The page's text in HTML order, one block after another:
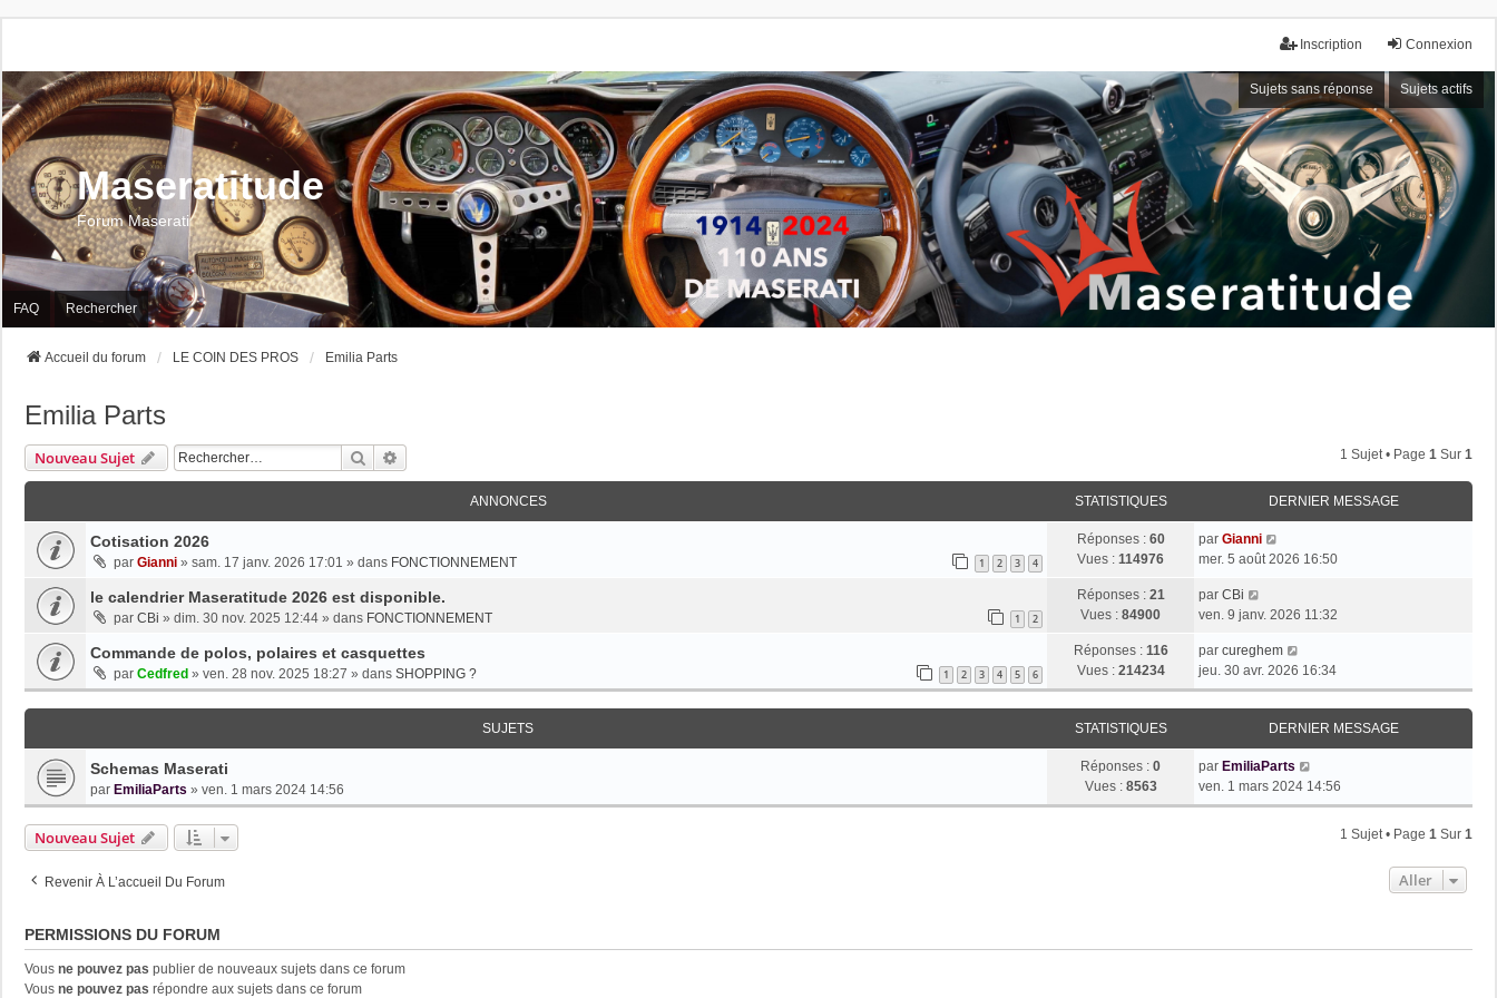
Connexion
Inscription
Sujets sans réponse Sujets actifs
Maseratitude
Forum Maserati
FAQ Rechercher
Accueil du forum LE COIN DES PROS Emilia Parts
Emilia Parts
Nouveau Sujet Rechercher 1 Sujet • Page 1 Sur 1
ANNONCES STATISTIQUES DERNIER MESSAGE
Cotisation 2026
par Gianni » sam. 17 janv. 2026 17:01 » dans FONCTIONNEMENT 1 2 3 4
Réponses : 60
Vues : 114976
par Gianni
mer. 5 août 2026 16:50
le calendrier Maseratitude 2026 est disponible.
par CBi » dim. 30 nov. 2025 12:44 » dans FONCTIONNEMENT 1 2
Réponses : 21
Vues : 84900
par CBi
ven. 9 janv. 2026 11:32
Commande de polos, polaires et casquettes
par Cedfred » ven. 28 nov. 2025 18:27 » dans SHOPPING ? 1 2 3 4 5 6
Réponses : 116
Vues : 214234
par cureghem
jeu. 30 avr. 2026 16:34
SUJETS STATISTIQUES DERNIER MESSAGE
Schemas Maserati
par EmiliaParts » ven. 1 mars 2024 14:56
Réponses : 0
Vues : 8563
par EmiliaParts
ven. 1 mars 2024 14:56
Nouveau Sujet 1 Sujet • Page 1 Sur 1
Revenir À L’accueil Du Forum Aller
PERMISSIONS DU FORUM
Vous ne pouvez pas publier de nouveaux sujets dans ce forum
Vous ne pouvez pas répondre aux sujets dans ce forum